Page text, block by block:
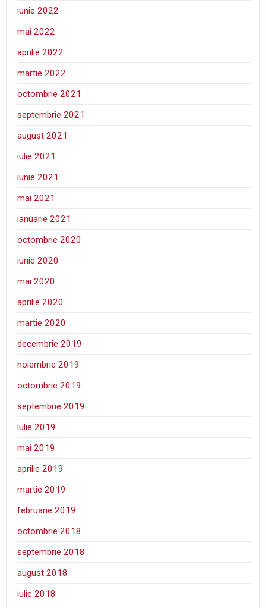
iunie 2022
mai 2022
aprilie 2022
martie 2022
octombrie 2021
septembrie 2021
august 2021
iulie 2021
iunie 2021
mai 2021
ianuarie 2021
octombrie 2020
iunie 2020
mai 2020
aprilie 2020
martie 2020
decembrie 2019
noiembrie 2019
octombrie 2019
septembrie 2019
iulie 2019
mai 2019
aprilie 2019
martie 2019
februarie 2019
octombrie 2018
septembrie 2018
august 2018
iulie 2018